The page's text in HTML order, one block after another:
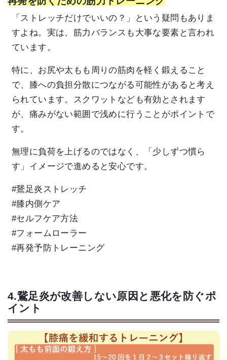
「ストレッチだけでいいの？」という疑問もありま
すよね。実は、筋力バランスも大事な要素と言われ
ています。
特に、お尻や太もも周りの筋肉を軽く鍛えること
で、膝への負担分散につながる可能性があると考え
られています。スクワットなども有効とされます
が、痛みがない範囲で浅めに行うことがポイントで
す。
無理に負荷を上げるのではなく、「少しずつ慣ら
す」イメージで進めると安心です。
#鵞足炎ストレッチ
#膝内側ケア
#セルフケア方法
#フォームローラー
#再発予防トレーニング
4.鵞足炎が改善しない原因と悪化を防ぐポ
イント